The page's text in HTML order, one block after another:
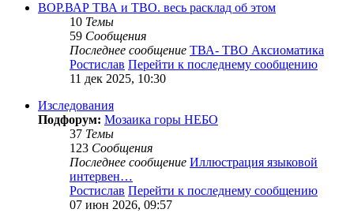
ВОР.ВАР ТВА и ТВО. весь расклад об этом
10 Темы
59 Сообщения
Последнее сообщение ТВА- ТВО Аксиоматика
Ростислав Перейти к последнему сообщению
11 дек 2025, 10:30
Изследования
Подфорум: Мозаика горы НЕБО
37 Темы
123 Сообщения
Последнее сообщение Иллюстрация языковой
интервен…
Ростислав Перейти к последнему сообщению
07 июн 2026, 09:57